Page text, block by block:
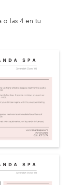
o las 4 en tu